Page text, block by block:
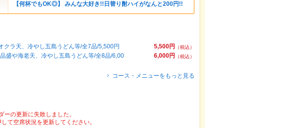
【何杯でもOK◎】 みんな大好き!!日替り酎ハイがなんと200円!!
5,500円
（税込）
クラ天、冷やし五島うどん等/全7品/5,500円
6,000円
（税込）
盛や海老天、冷やし五島うどん等/全8品/6,00
コース・メニューをもっと見る
ーの更新に失敗しました。
て空席状況を更新してください。